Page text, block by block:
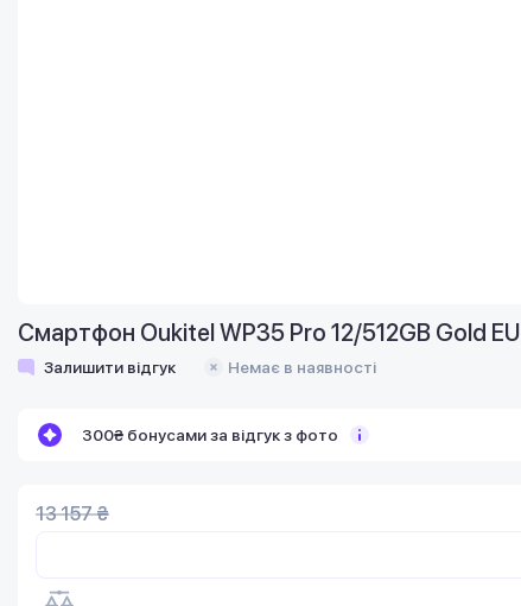
Смартфон Oukitel WP35 Pro 12/512GB Gold EU
Залишити відгук Немає в наявності
300₴ бонусами за відгук з фото
13 157 ₴